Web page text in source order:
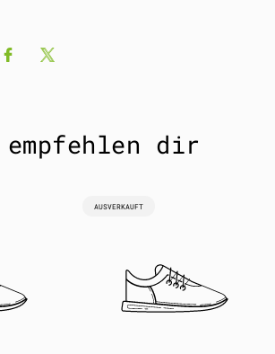
dir
PRODUKTBEZEICHNUNG:
AUSVERKAUFT